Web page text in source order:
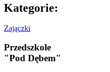
Kategorie:
Zajączki
Przedszkole
"Pod Dębem"